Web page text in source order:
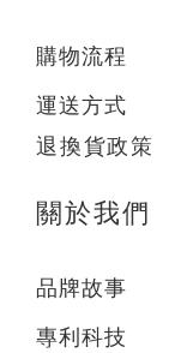
購物流程
運送方式
退換貨政策
關於我們
品牌故事
專利科技